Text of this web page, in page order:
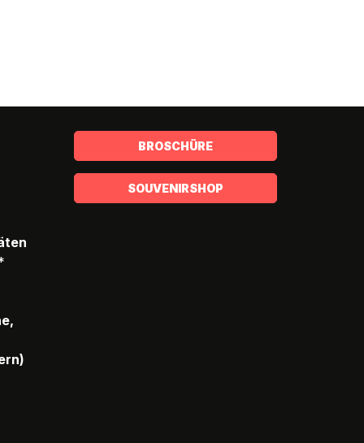
BROSCHÜRE
SOUVENIRSHOP